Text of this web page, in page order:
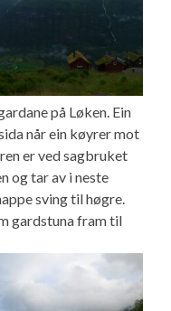
på Løken. Ein
når ein køyrer mot
er ved sagbruket
og tar av i neste
sving til høgre.
gardstuna fram til